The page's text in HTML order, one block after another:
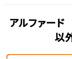
アルファー
以